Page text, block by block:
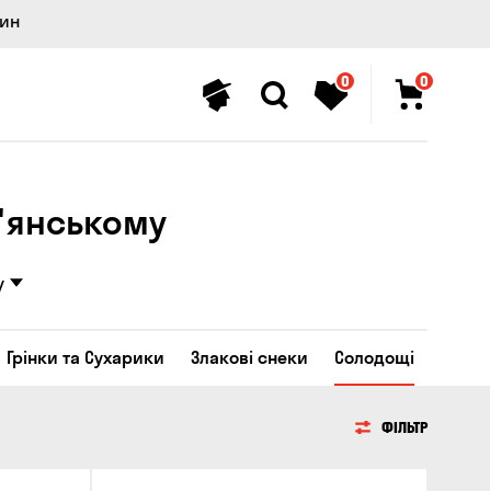
0 0
Грінки та Сухарики Злакові снеки Солодощі
ФІЛЬТР